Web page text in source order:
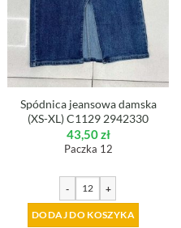
Spódnica jeansowa damska
(XS-XL) C1129 2942330
43,50zł
Paczka 12
- +
DODAJ DO KOSZYKA